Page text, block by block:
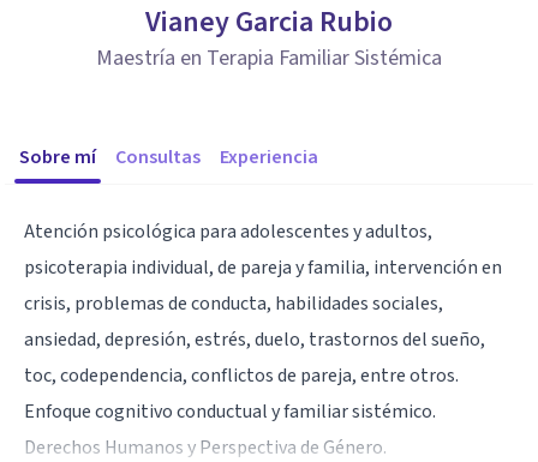
Vianey Garcia Rubio
Maestría en Terapia Familiar Sistémica
Sobre mí Consultas Experiencia
Atención psicológica para adolescentes y adultos,
psicoterapia individual, de pareja y familia, intervención en
crisis, problemas de conducta, habilidades sociales,
ansiedad, depresión, estrés, duelo, trastornos del sueño,
toc, codependencia, conflictos de pareja, entre otros.
Enfoque cognitivo conductual y familiar sistémico.
Derechos Humanos y Perspectiva de Género.